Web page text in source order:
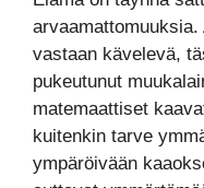
vastaan kävelevä,
pukeutunut
matemaattiset
kuitenkin tarve
ympäröivään